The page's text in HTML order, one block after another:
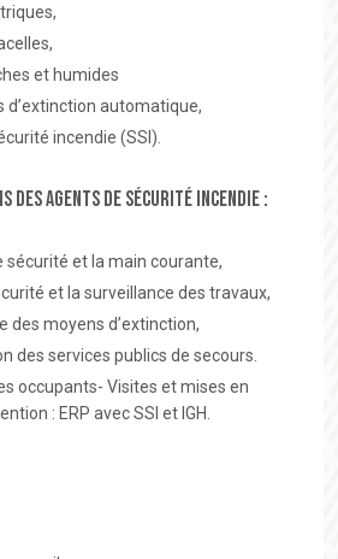
et humides
d’extinction automatique,
incendie (SSI).
des agents de sécurité incendie :
sécurité et la main courante,
et la surveillance des travaux,
des moyens d’extinction,
des services publics de secours.
occupants- Visites et mises en
: ERP avec SSI et IGH.